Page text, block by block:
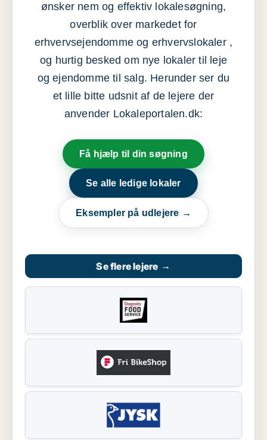
ønsker nem og effektiv lokalesøgning,
overblik over markedet for
erhvervsejendomme og erhvervslokaler ,
og hurtig besked om nye lokaler til leje
og ejendomme til salg. Herunder ser du
et lille bitte udsnit af de lejere der
anvender Lokaleportalen.dk:
Få hjælp til din søgning
Se alle ledige lokaler
Eksempler på udlejere →
Se flere lejere →